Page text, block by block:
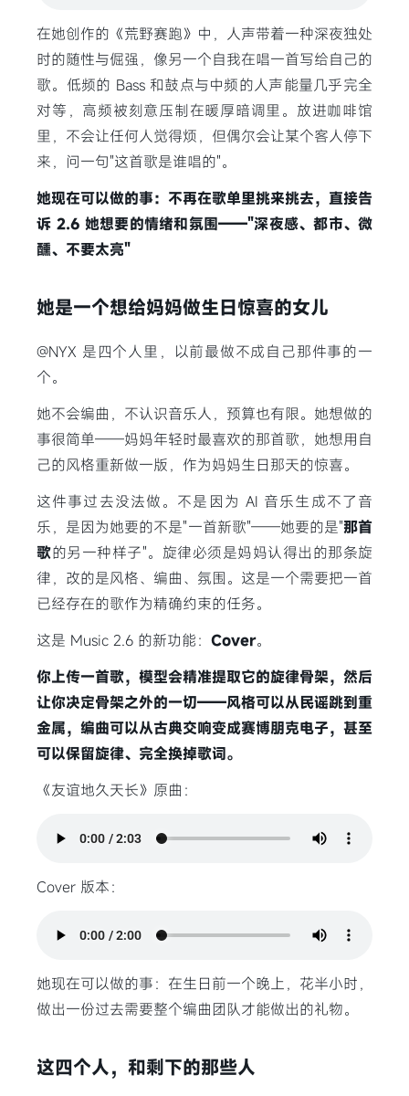
在她创作的《荒野赛跑》中，人声带着一种深夜独处
时的随性与倔强，像另一个自我在唱一首写给自己的
歌。低频的 Bass 和鼓点与中频的人声能量几乎完全
对等，高频被刻意压制在暖厚暗调里。放进咖啡馆
里，不会让任何人觉得烦，但偶尔会让某个客人停下
来，问一句"这首歌是谁唱的"。
她现在可以做的事：不再在歌单里挑来挑去，直接告
诉 2.6 她想要的情绪和氛围——"深夜感、都市、微
醺、不要太亮"
她是一个想给妈妈做生日惊喜的女儿
@NYX 是四个人里，以前最做不成自己那件事的一
个。
她不会编曲，不认识音乐人，预算也有限。她想做的
事很简单——妈妈年轻时最喜欢的那首歌，她想用自
己的风格重新做一版，作为妈妈生日那天的惊喜。
这件事过去没法做。不是因为 AI 音乐生成不了音
乐，是因为她要的不是"一首新歌"——她要的是"那首
歌的另一种样子"。旋律必须是妈妈认得出的那条旋
律，改的是风格、编曲、氛围。这是一个需要把一首
已经存在的歌作为精确约束的任务。
这是 Music 2.6 的新功能： Cover。
你上传一首歌，模型会精准提取它的旋律骨架，然后
让你决定骨架之外的一切——风格可以从民谣跳到重
金属，编曲可以从古典交响变成赛博朋克电子，甚至
可以保留旋律、完全换掉歌词。
《友谊地久天长》原曲：
Cover 版本：
她现在可以做的事：在生日前一个晚上，花半小时，
做出一份过去需要整个编曲团队才能做出的礼物。
这四个人，和剩下的那些人